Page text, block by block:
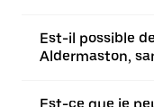
Est-il possible
Aldermaston,